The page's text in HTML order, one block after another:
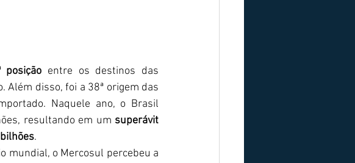
posição entre os destinos das
Além disso, foi a 38ª origem das
Naquele ano, o Brasil
resultando em um superávit
.